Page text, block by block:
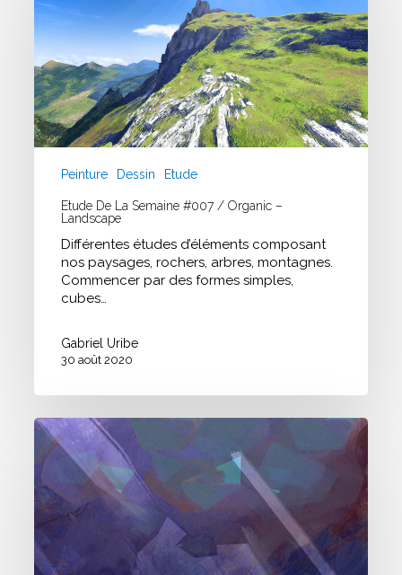
Peinture Dessin Etude
Etude De La Semaine #007 / Organic –
Landscape
Différentes études d’éléments composant
nos paysages, rochers, arbres, montagnes.
Commencer par des formes simples,
cubes…
Gabriel Uribe
30 août 2020
Recherche
d’Environnements
Digital
Painting
#01